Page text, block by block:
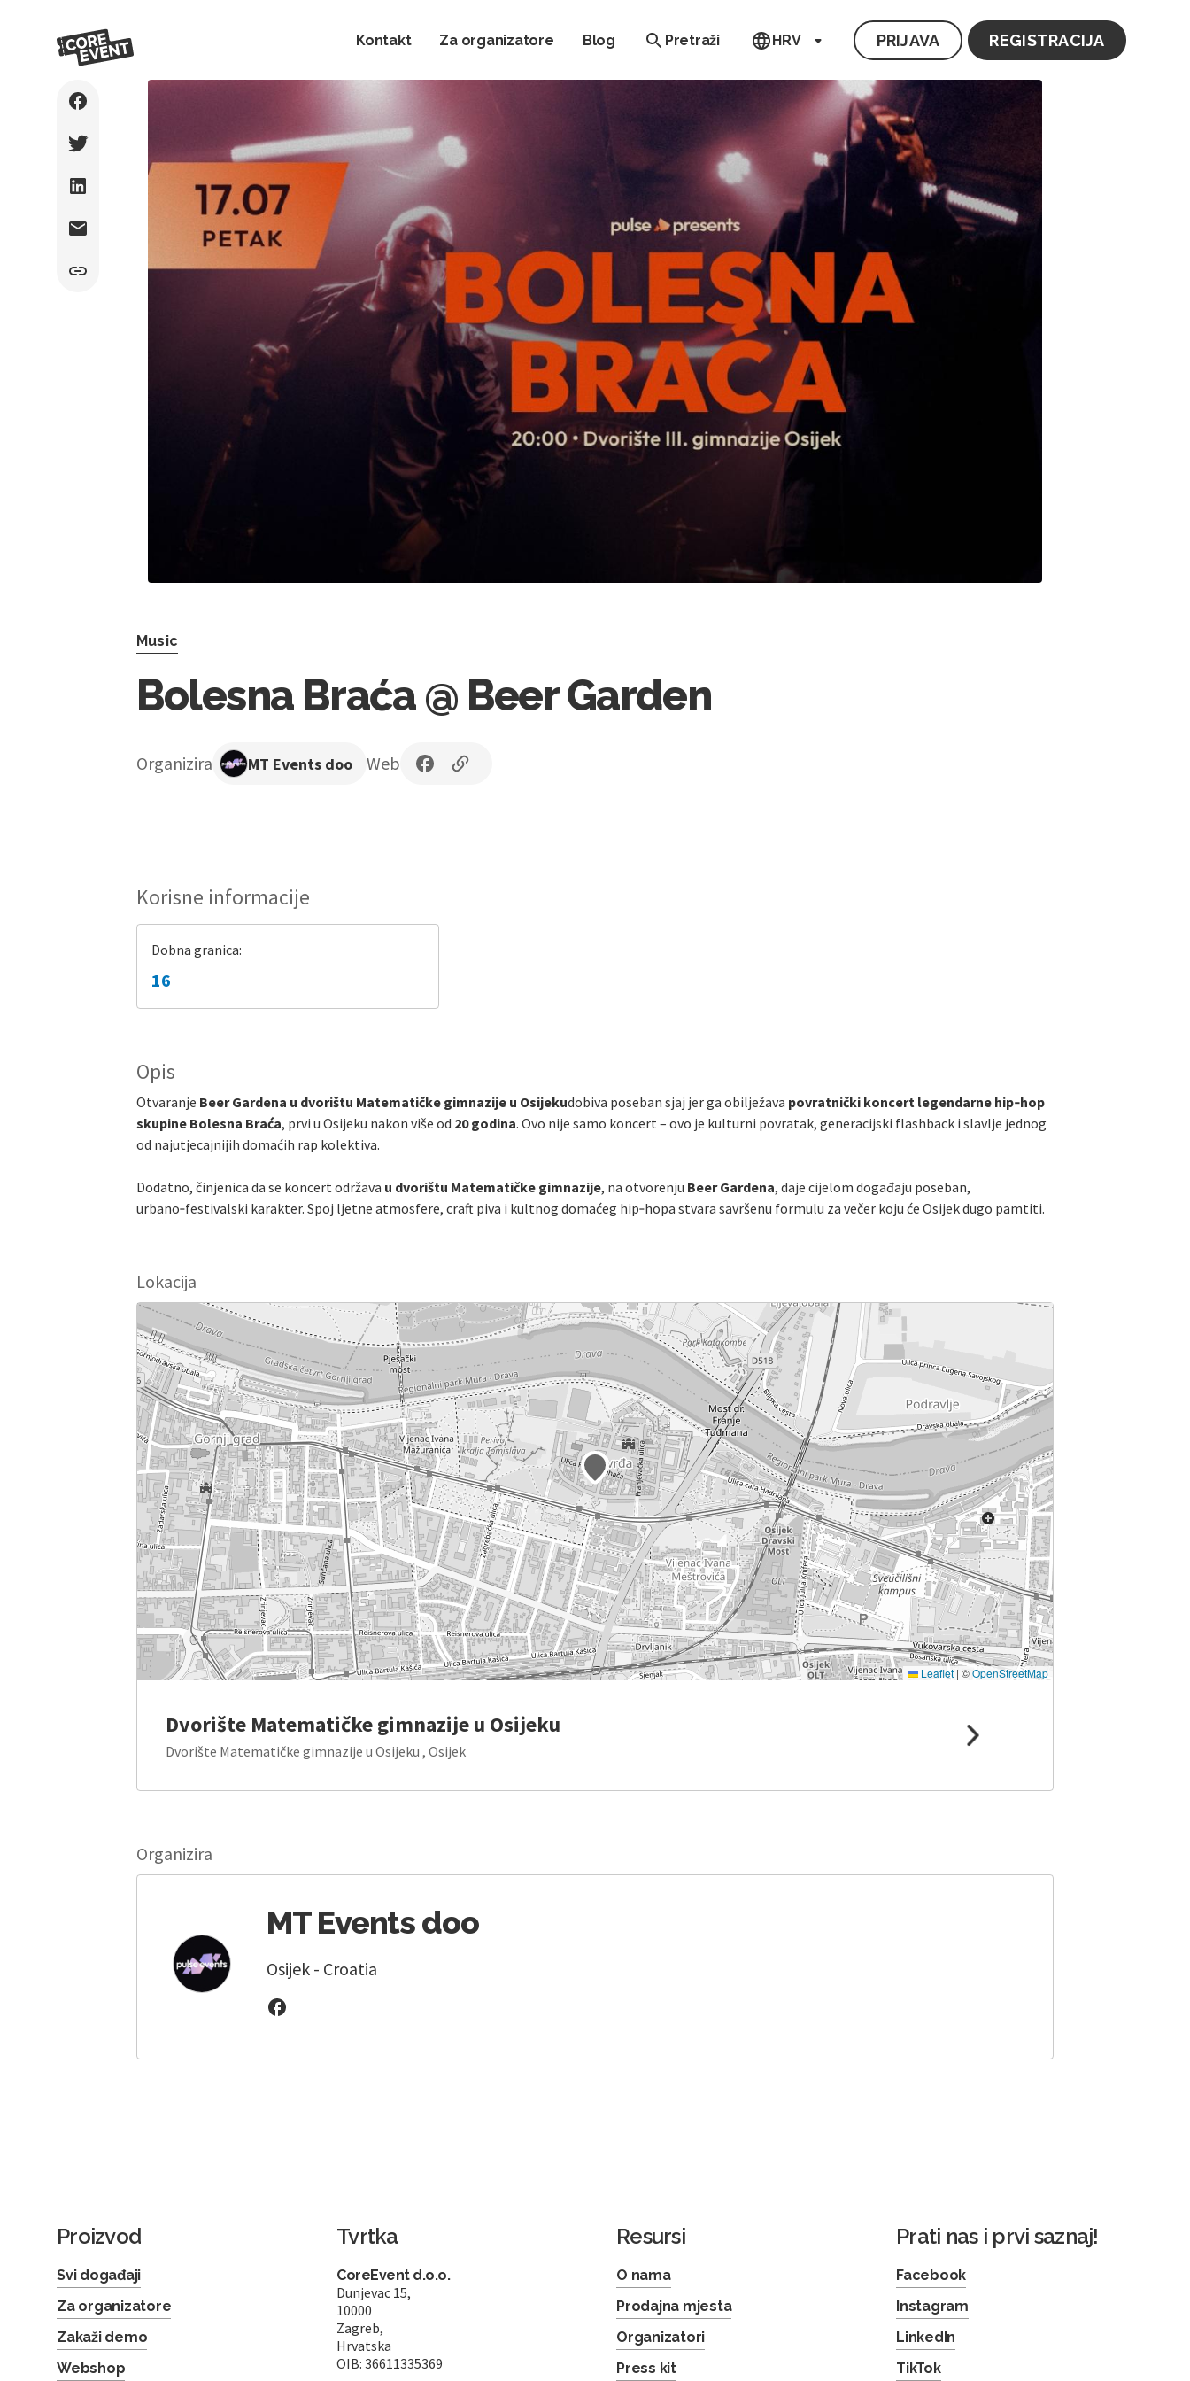
Kontakt Za organizatore Blog Pretraži HRV PRIJAVA REGISTRACIJA
Music
Bolesna Braća @ Beer Garden
Organizira MT Events doo Web
Korisne informacije
Dobna granica:
16
Opis
Otvaranje Beer Gardena u dvorištu Matematičke gimnazije u Osijekudobiva poseban sjaj jer ga obilježava povratnički koncert legendarne hip‑hop
skupine Bolesna Braća, prvi u Osijeku nakon više od 20 godina. Ovo nije samo koncert – ovo je kulturni povratak, generacijski flashback i slavlje jednog
od najutjecajnijih domaćih rap kolektiva.
Dodatno, činjenica da se koncert održava u dvorištu Matematičke gimnazije, na otvorenju Beer Gardena, daje cijelom događaju poseban,
urbano‑festivalski karakter. Spoj ljetne atmosfere, craft piva i kultnog domaćeg hip‑hopa stvara savršenu formulu za večer koju će Osijek dugo pamtiti.
Lokacija
Leaflet | ©OpenStreetMap
Dvorište Matematičke gimnazije u Osijeku
Dvorište Matematičke gimnazije u Osijeku , Osijek
Organizira
MT Events doo
Osijek - Croatia
Proizvod
Svi događaji
Za organizatore
Zakaži demo
Webshop
Tvrtka
CoreEvent d.o.o.
Dunjevac 15,
10000
Zagreb,
Hrvatska
OIB: 36611335369
Resursi
O nama
Prodajna mjesta
Organizatori
Press kit
Prati nas i prvi saznaj!
Facebook
Instagram
LinkedIn
TikTok